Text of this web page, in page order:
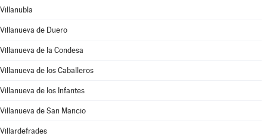
Villanubla
Villanueva de Duero
Villanueva de la Condesa
Villanueva de los Caballeros
Villanueva de los Infantes
Villanueva de San Mancio
Villardefrades